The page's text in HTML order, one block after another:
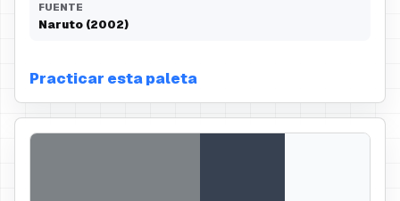
FUENTE
Naruto (2002)
Practicar esta paleta